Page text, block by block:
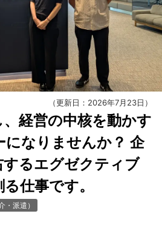
（更新日：2026年7月23日）
経営の中核を動かす
になりませんか？ 企
るエグゼクティブ
仕事です。
・派遣）